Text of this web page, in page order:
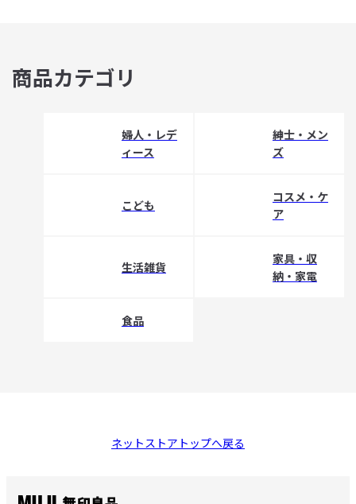
商品カテゴリ
婦人・レデ
ィース
紳士・メン
ズ
こども
コスメ・ケ
ア
生活雑貨
家具・収
納・家電
食品
ネットストアトップへ戻る